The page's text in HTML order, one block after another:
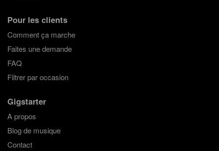
Pour les clients
Comment ça marche
Faites une demande
FAQ
Filtrer par occasion
Gigstarter
A propos
Blog de musique
Contact